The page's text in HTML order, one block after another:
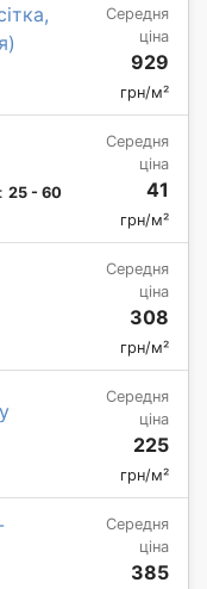
Середня
ціна
929
грн/м²
25 - 60
Середня
ціна
41
грн/м²
Середня
ціна
308
грн/м²
Середня
ціна
225
грн/м²
Середня
ціна
385